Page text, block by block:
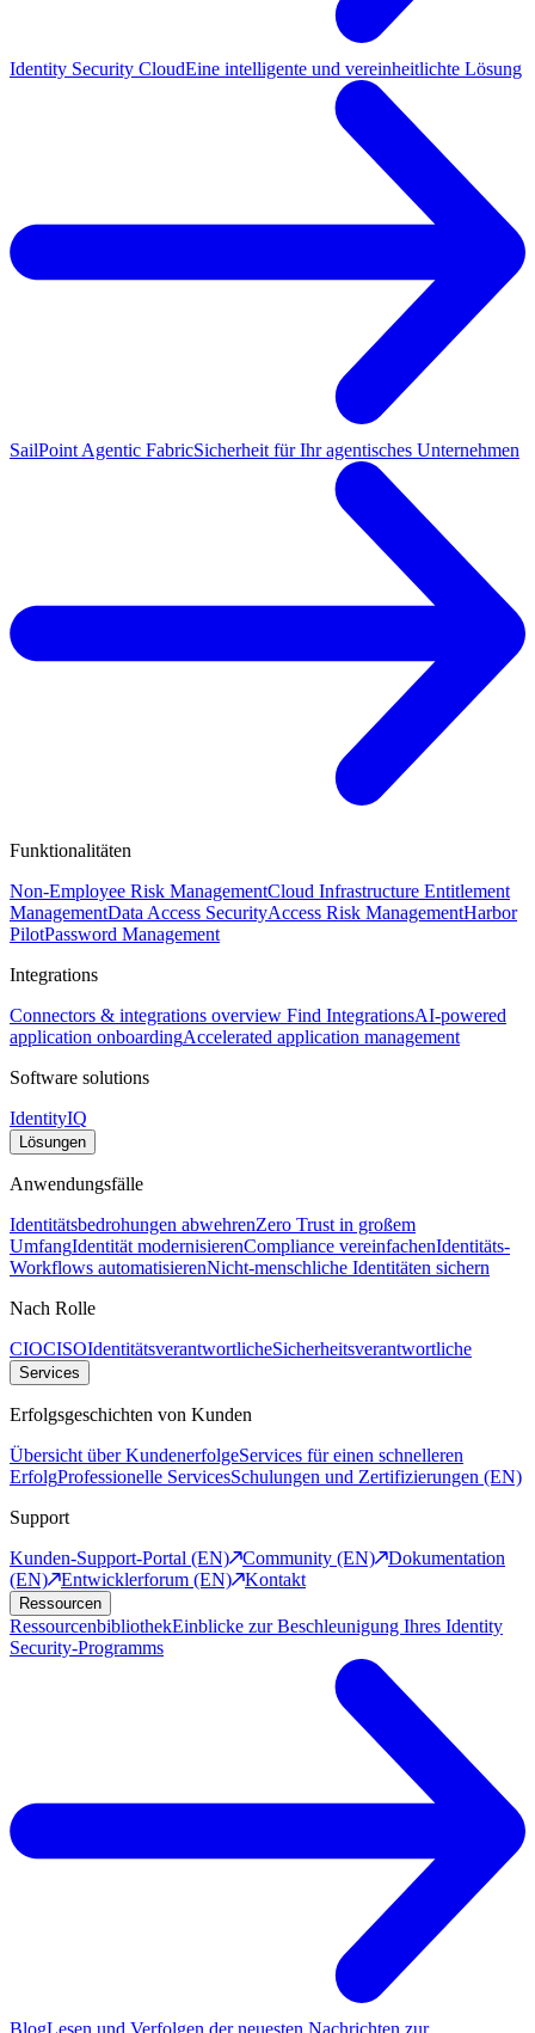
Identity Security CloudEine intelligente und vereinheitlichte Lösung
SailPoint Agentic FabricSicherheit für Ihr agentisches Unternehmen
Funktionalitäten
Non-Employee Risk ManagementCloud Infrastructure Entitlement
ManagementData Access SecurityAccess Risk ManagementHarbor
PilotPassword Management
Integrations
Connectors & integrations overview Find IntegrationsAI-powered
application onboardingAccelerated application management
Software solutions
IdentityIQ
Lösungen
Anwendungsfälle
Identitätsbedrohungen abwehrenZero Trust in großem
UmfangIdentität modernisierenCompliance vereinfachenIdentitäts-
Workflows automatisierenNicht-menschliche Identitäten sichern
Nach Rolle
CIOCISOIdentitätsverantwortlicheSicherheitsverantwortliche
Services
Erfolgsgeschichten von Kunden
Übersicht über KundenerfolgeServices für einen schnelleren
ErfolgProfessionelle ServicesSchulungen und Zertifizierungen (EN)
Support
Kunden-Support-Portal (EN)
Community (EN)
Dokumentation
(EN)
Entwicklerforum (EN) Kontakt
Ressourcen
RessourcenbibliothekEinblicke zur Beschleunigung Ihres Identity
Security-Programms
BlogLesen und Verfolgen der neuesten Nachrichten zur